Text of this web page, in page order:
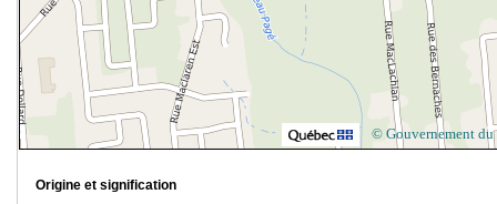
© Gouvernement du
Origine et signification